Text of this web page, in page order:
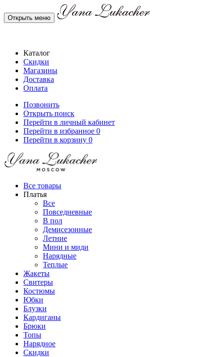
Открыть меню
Каталог
Скидки
Магазины
Доставка
Оплата
Позвонить
Открыть поиск
Перейти в личный кабинет
Перейти в избранное 0
Перейти в корзину 0
Все товары
Платья
Все
Повседневные
В пол
Демисезонные
Летние
Мини и миди
Нарядные
Теплые
Жакеты
Свитеры
Костюмы
Юбки
Блузки
Кардиганы
Брюки
Топы
Нарядное
Скидки